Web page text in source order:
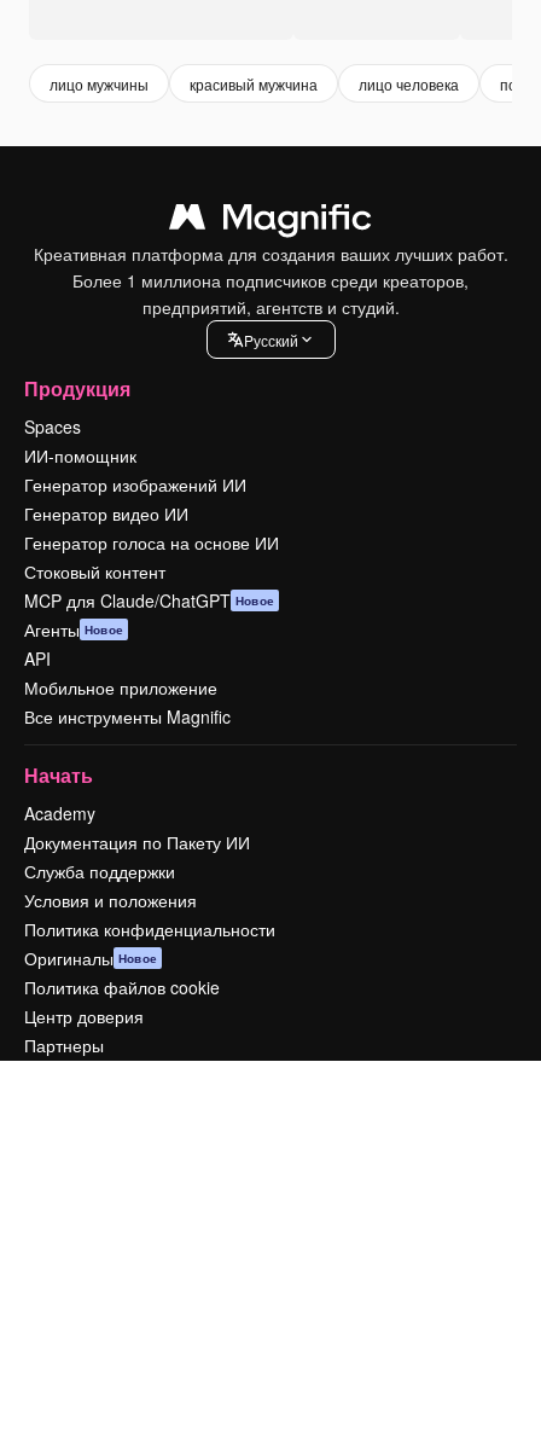
лицо мужчины красивый мужчина лицо человека
Креативная платформа для создания ваших лучших работ.
Более 1 миллиона подписчиков среди креаторов,
предприятий, агентств и студий.
Pусский
Продукция
Spaces
ИИ-помощник
Генератор изображений ИИ
Генератор видео ИИ
Генератор голоса на основе ИИ
Стоковый контент
MCP для Claude/ChatGPT Новое
Агенты Новое
API
Мобильное приложение
Все инструменты Magnific
Начать
Academy
Документация по Пакету ИИ
Служба поддержки
Условия и положения
Политика конфиденциальности
Оригиналы Новое
Политика файлов cookie
Центр доверия
Партнеры